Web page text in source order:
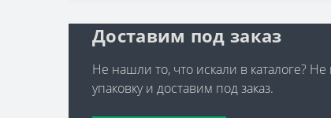
Доставим под заказ
Не нашли то, что искали в каталоге?
упаковку и доставим под заказ.